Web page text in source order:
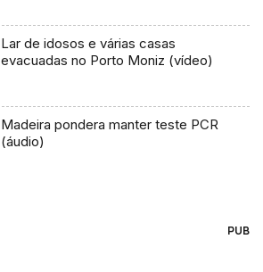
Lar de idosos e várias casas
evacuadas no Porto Moniz (vídeo)
Madeira pondera manter teste PCR
(áudio)
PUB